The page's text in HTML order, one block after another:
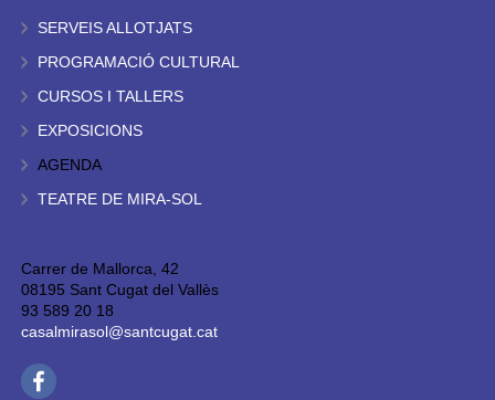
SERVEIS ALLOTJATS
PROGRAMACIÓ CULTURAL
CURSOS I TALLERS
EXPOSICIONS
AGENDA
TEATRE DE MIRA-SOL
Carrer de Mallorca, 42
08195 Sant Cugat del Vallès
93 589 20 18
casalmirasol@santcugat.cat